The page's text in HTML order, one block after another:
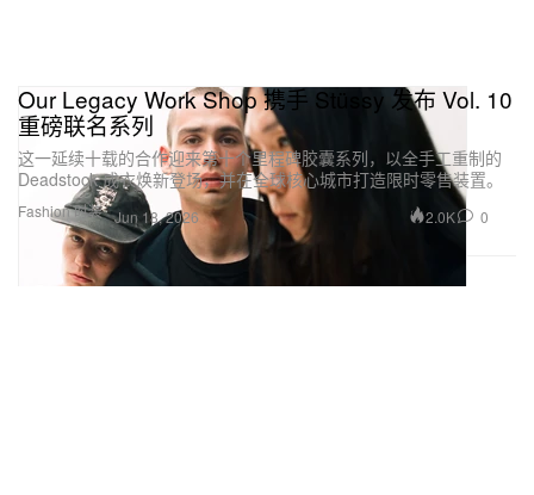
Fashion 时装
Our Legacy Work Shop 携手 Stüssy 发布 Vol. 10
重磅联名系列
这一延续十载的合作迎来第十个里程碑胶囊系列，以全手工重制的
Deadstock 成衣焕新登场，并在全球核心城市打造限时零售装置。
Jun 18, 2026 2.0K 0